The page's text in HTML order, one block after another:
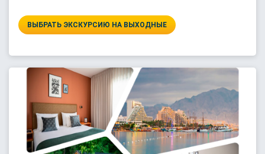
ВЫБРАТЬ ЭКСКУРСИЮ НА ВЫХОДНЫЕ